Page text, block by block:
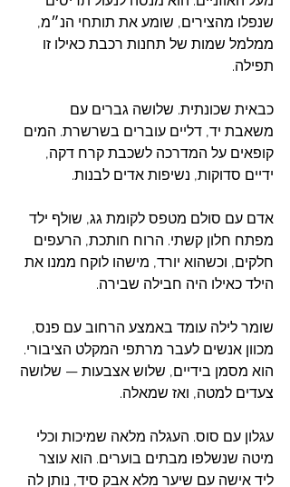
שנפלו מהצירים, שומע את תותחי הנ״מ,
ממלמל שמות של תחנות רכבת כאילו זו
תפילה.
כבאית שכונתית. שלושה גברים עם
משאבת יד, דליים עוברים בשרשרת. המים
קופאים על המדרכה לשכבת קרח דקה,
ידיים סדוקות, נשיפות אדים לבנות.
אדם עם סולם מטפס לקומת גג, שולף ילד
מפתח חלון קשתי. הרוח חותכת, הרעפים
חלקים, וכשהוא יורד, מישהו לוקח ממנו את
הילד כאילו היה חבילה שבירה.
שומר לילה עומד באמצע הרחוב עם פנס,
מכוון אנשים לעבר מרתפי המקלט הציבורי.
הוא מסמן בידיים, שלוש אצבעות — שלושה
צעדים למטה, ואז שמאלה.
עגלון עם סוס. העגלה מלאה שמיכות וכלי
מיטה שנשלפו מבתים בוערים. הוא עוצר
ליד אישה עם שיער מלא אבק סיד, נותן לה